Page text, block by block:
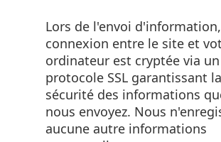
Lors de l'envoi
connexion entre le site et
ordinateur est cryptée via un
protocole SSL garantissant la
sécurité des informations
nous envoyez. Nous
aucune autre informations